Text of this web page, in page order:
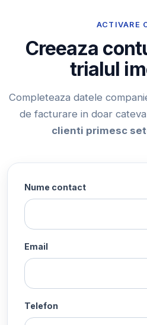
ACTIVARE
Creeaza
trialul
Completeaza datele
de facturare in doar
clienti primesc
Nume contact
Email
Telefon